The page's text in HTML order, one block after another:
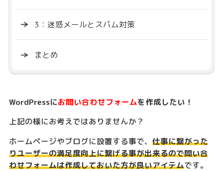
3：迷惑メールとスパム対策
まとめ
WordPressにお問い合わせフォームを作成したい！
上記の様にお考えではありませんか？
ホームページやブログに設置する事で、 仕事に繋がった
りユーザーの満足度向上に繋げる事が出来るので問い合
わせフォームは作成しておいた方が良いアイテムです。